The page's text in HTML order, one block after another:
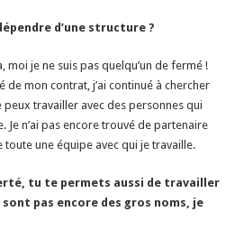
d’une structure ?
moi je ne suis pas quelqu’un de fermé !
de mon contrat, j’ai continué à chercher
travailler avec des personnes qui
Je n’ai pas encore trouvé de partenaire
toute une équipe avec qui je travaille.
tu te permets aussi de travailler
pas encore des gros noms, je